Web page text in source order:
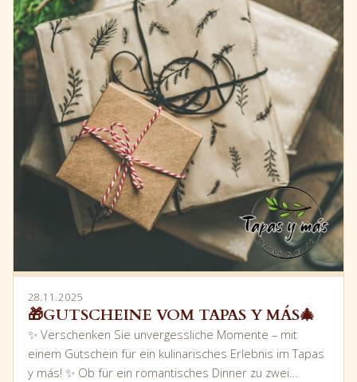
28.11.2025
🎁GUTSCHEINE VOM TAPAS Y MÁS🎄
✨ Verschenken Sie unvergessliche Momente – mit
einem Gutschein für ein kulinarisches Erlebnis im Tapas
y más! ✨ Ob für ein romantisches Dinner zu zwei…